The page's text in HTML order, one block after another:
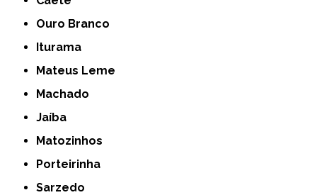
Ouro Branco
Iturama
Mateus Leme
Machado
Jaíba
Matozinhos
Porteirinha
Sarzedo